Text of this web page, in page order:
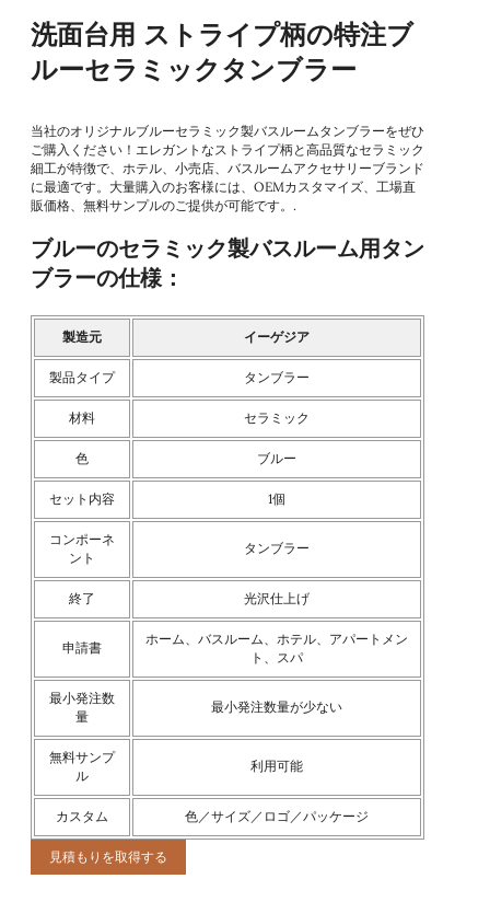
洗面台用 ストライプ柄の特注ブ
ルーセラミックタンブラー
当社のオリジナルブルーセラミック製バスルームタンブラーをぜひ
ご購入ください！エレガントなストライプ柄と高品質なセラミック
細工が特徴で、ホテル、小売店、バスルームアクセサリーブランド
に最適です。大量購入のお客様には、OEMカスタマイズ、工場直
販価格、無料サンプルのご提供が可能です。.
ブルーのセラミック製バスルーム用タン
ブラーの仕様：
製造元 イーゲジア
製品タイプ タンブラー
材料 セラミック
色 ブルー
セット内容 1個
コンポーネ
ント
タンブラー
終了 光沢仕上げ
申請書
ホーム、バスルーム、ホテル、アパートメン
ト、スパ
最小発注数
量
最小発注数量が少ない
無料サンプ
ル
利用可能
カスタム 色／サイズ／ロゴ／パッケージ
見積もりを取得する